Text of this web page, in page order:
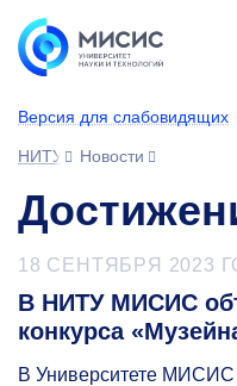
Версия для слабовидящих
НИТУ МИСИС
Новости
18 СЕНТЯБРЯ 2023
В НИТУ МИСИС
конкурса
В Университете МИСИС